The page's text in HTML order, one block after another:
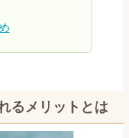
るメリットとは